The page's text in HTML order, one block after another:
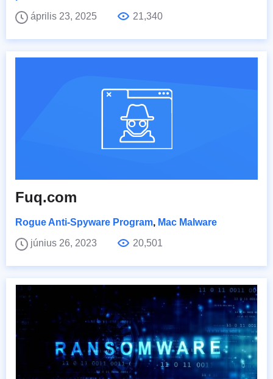
április 23, 2025
21,340
Fuq.com
Rogue Anti-Spyware Program, Mac Malware
június 26, 2023
20,501